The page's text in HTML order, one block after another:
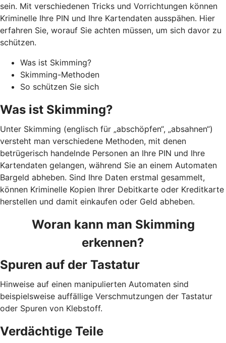
sein. Mit verschiedenen Tricks und Vorrichtungen können
Kriminelle Ihre PIN und Ihre Kartendaten ausspähen. Hier
erfahren Sie, worauf Sie achten müssen, um sich davor zu
schützen.
Was ist Skimming?
Skimming-Methoden
So schützen Sie sich
Was ist Skimming?
Unter Skimming (englisch für „abschöpfen“, „absahnen“)
versteht man verschiedene Methoden, mit denen
betrügerisch handelnde Personen an Ihre PIN und Ihre
Kartendaten gelangen, während Sie an einem Automaten
Bargeld abheben. Sind Ihre Daten erstmal gesammelt,
können Kriminelle Kopien Ihrer Debitkarte oder Kreditkarte
herstellen und damit einkaufen oder Geld abheben.
Woran kann man Skimming
erkennen?
Spuren auf der Tastatur
Hinweise auf einen manipulierten Automaten sind
beispielsweise auffällige Verschmutzungen der Tastatur
oder Spuren von Klebstoff.
Verdächtige Teile